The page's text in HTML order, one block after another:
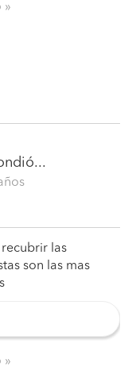
las
son las mas